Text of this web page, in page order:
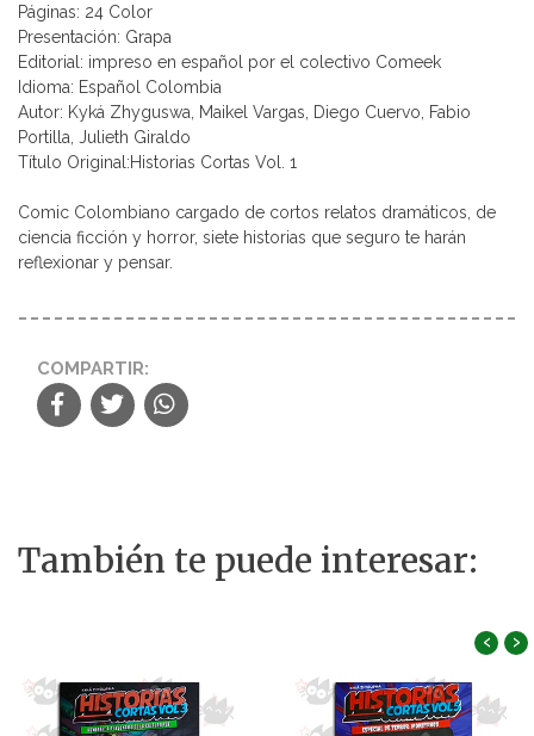
Páginas: 24 Color
Presentación: Grapa
Editorial: impreso en español por el colectivo Comeek
Idioma: Español Colombia
Autor: Kyká Zhyguswa, Maikel Vargas, Diego Cuervo, Fabio
Portilla, Julieth Giraldo
Título Original:Historias Cortas Vol. 1
Comic Colombiano cargado de cortos relatos dramáticos, de
ciencia ficción y horror, siete historias que seguro te harán
reflexionar y pensar.
COMPARTIR:
También te puede interesar:
‹ ›